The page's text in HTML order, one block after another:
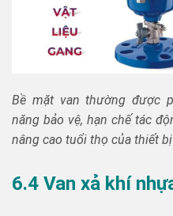
Bề mặt van thường được
năng bảo vệ, hạn chế tác
nâng cao tuổi thọ của thiết bị
6.4 Van xả khí